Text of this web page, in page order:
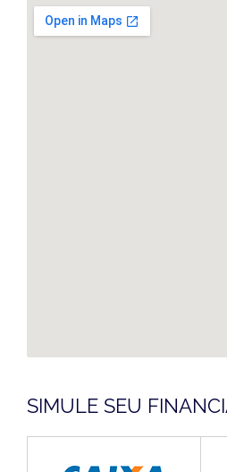
SIMULE SEU